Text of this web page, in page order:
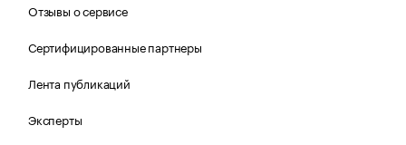
Отзывы о сервисе
Сертифицированные партнеры
Лента публикаций
Эксперты